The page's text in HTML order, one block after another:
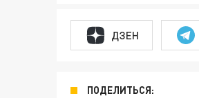
ДЗЕН
ПОДЕЛИТЬСЯ: